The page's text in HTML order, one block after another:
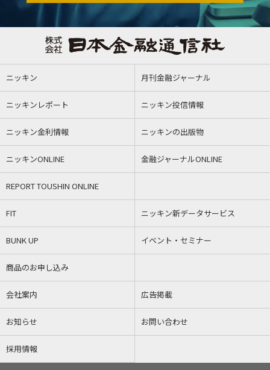
ニッキン 月刊金融ジャーナル
ニッキンレポート ニッキン投信情報
ニッキン金利情報 ニッキンの出版物
ニッキンONLINE 金融ジャーナルONLINE
REPORT TOUSHIN ONLINE
FIT ニッキン新データサービス
BUNK UP イベント・セミナー
商品のお申し込み
会社案内 広告掲載
お知らせ お問い合わせ
採用情報